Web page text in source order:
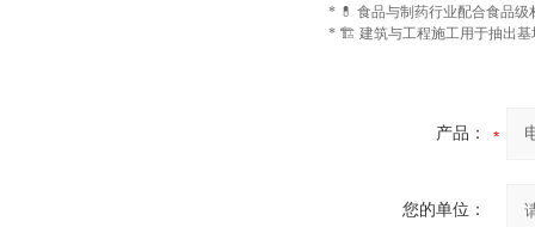
* 💊 食品与制药行业配合食品
* 🏗️ 建筑与工程施工用于抽出基
产品：
您的单位：